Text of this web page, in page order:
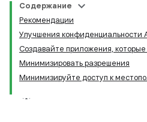
Содержание
Рекомендации
Улучшения конфиденциальности
Создавайте приложения,
Минимизировать разрешения
Минимизируйте доступ к